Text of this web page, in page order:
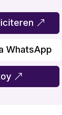
WhatsApp